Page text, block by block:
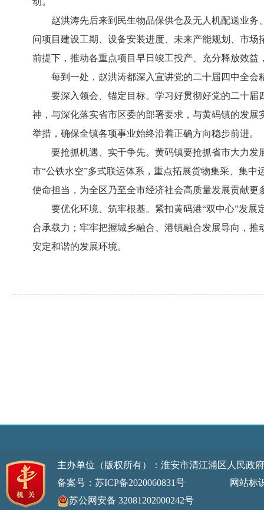
赵洪涛先后来到民生物品保供仓及无人机配送业
问项目建设工期、设备安装进度、未来产能规划、市
前提下，推动各重点项目早日竣工投产、充分释放效
每到一处，赵洪涛都深入宣讲党的二十届四中全
要深入领会、锚定目标。学习好贯彻好党的二十
神，与深化落实省市区委的部署要求，与黄码镇的发
举措，确保全镇各项事业始终沿着正确方向稳步前进。
要抢抓机遇、实干争先。黄码镇要抢抓省市大力
市“公铁水空”多式联运体系，重点拓展货物集采、集中
使命担当，为全区乃至全市经济社会高质量发展贡献更
要优化环境、筑牢根基。紧扣黄码港“双中心”发
合承载力；牢牢把握城乡融合、港镇融合发展导向，
安定和谐的发展环境。
主办单位（版权所有）：淮安市清江浦区人民
备案号：苏ICP备2020060831号
网站标识码
苏公网安备 32081202000242号